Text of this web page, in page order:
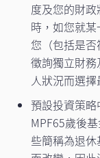
度及您的財
時，如您就
您（包括是
徵詢獨立財
人狀況而選
預設投資策
MPF65歲後
些簡稱為退